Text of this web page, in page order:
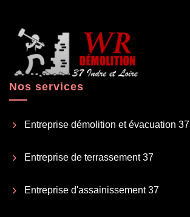
Nos services
Entreprise démolition et évacuation 37
Entreprise de terrassement 37
Entreprise d'assainissement 37